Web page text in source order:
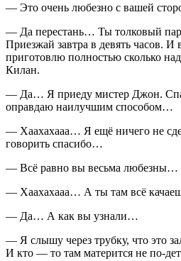
— Это очень любезно с вашей
— Да перестань… Ты толковый
Приезжай завтра в девять часов. И
приготовлю полностью сколько
Килан.
— Да… Я приеду мистер Джон.
оправдаю наилучшим способом…
— Хаахахааа… Я ещё ничего не
говорить спасибо…
— Всё равно вы весьма любезны…
— Хаахахааа… А ты там всё
— Да… А как вы узнали…
— Я слышу через трубку, что это
И кто — то там матерится не по-